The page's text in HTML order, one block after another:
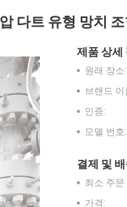
다트 유형 망치
제품 상세
원래 장소:
브랜드 이
인증:
모델 번호:
결제 및
최소 주문
가격: